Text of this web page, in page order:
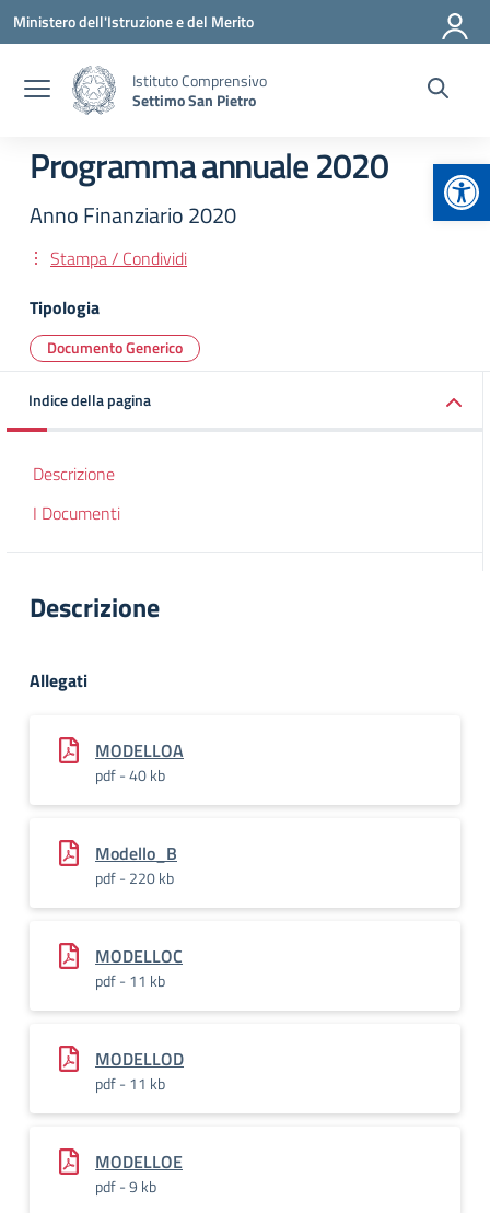
Vai ai contenuti
Vai al menu di navigazione
Vai al footer
Ministero dell'Istruzione e del Merito
Istituto Comprensivo
Settimo San Pietro
Programma annuale 2020
Anno Finanziario 2020
Stampa / Condividi
Tipologia
Documento Generico
Indice della pagina
Descrizione
I Documenti
Descrizione
Allegati
MODELLOA
pdf - 40 kb
Modello_B
pdf - 220 kb
MODELLOC
pdf - 11 kb
MODELLOD
pdf - 11 kb
MODELLOE
pdf - 9 kb